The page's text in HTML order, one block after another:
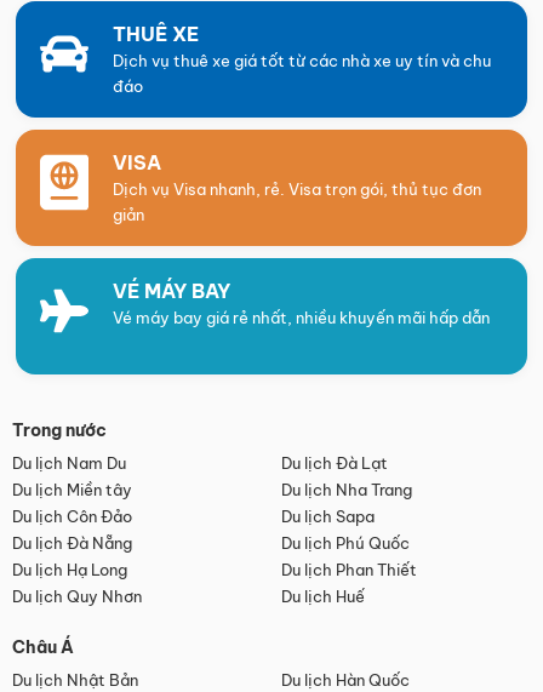
THUÊ XE
Dịch vụ thuê xe giá tốt từ các nhà xe uy tín và chu
đáo
VISA
Dịch vụ Visa nhanh, rẻ. Visa trọn gói, thủ tục đơn
giản
VÉ MÁY BAY
Vé máy bay giá rẻ nhất, nhiều khuyến mãi hấp dẫn
Trong nước
Du lịch Nam Du
Du lịch Đà Lạt
Du lịch Miền tây
Du lịch Nha Trang
Du lịch Côn Đảo
Du lịch Sapa
Du lịch Đà Nẵng
Du lịch Phú Quốc
Du lịch Hạ Long
Du lịch Phan Thiết
Du lịch Quy Nhơn
Du lịch Huế
Châu Á
Du lịch Nhật Bản
Du lịch Hàn Quốc